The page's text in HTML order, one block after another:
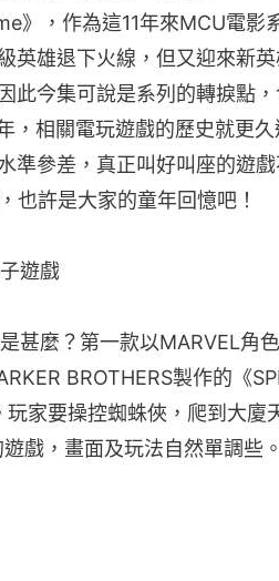
》，作為這11年來MCU電影
英雄退下火線，但又迎來新
此今集可說是系列的轉捩點，
，相關電玩遊戲的歷史就更
準參差，真正叫好叫座的遊
也許是大家的童年回憶吧！
遊戲
甚麼？第一款以MARVEL角
BROTHERS製作的《
家要操控蜘蛛俠，爬到大廈
戲，畫面及玩法自然單調些。